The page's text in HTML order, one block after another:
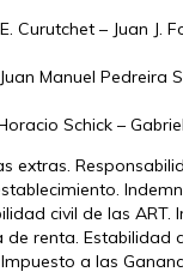
Curutchet – Juan J.
Manuel Pedreira
Schick –
extras.
civil de las ART.
renta. Estabilidad
a las